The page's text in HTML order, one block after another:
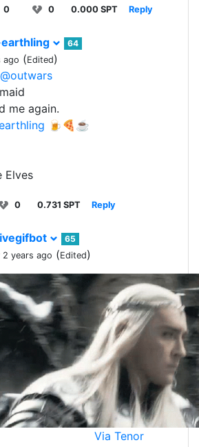
0
0 0.000 SPT Reply
64
ago (Edited)
@outwars
me again.
🍺🍕☕
Elves
0 0.731 SPT Reply
65
2 years ago (Edited)
Via Tenor